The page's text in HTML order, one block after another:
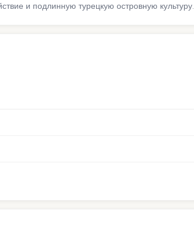
и подлинную турецкую островную культуру.